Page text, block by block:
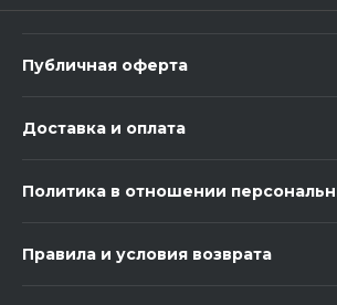
В корзину
Публичная оферта
Доставка и оплата
Политика в отношении
Правила и условия возврата